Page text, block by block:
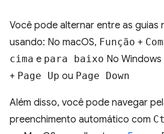
Você pode alternar entre as guias
usando: No macOS, Função +
cima e para baixo No Windows
+ Page Up ou Page Down
Além disso, você pode navegar
preenchimento automático com